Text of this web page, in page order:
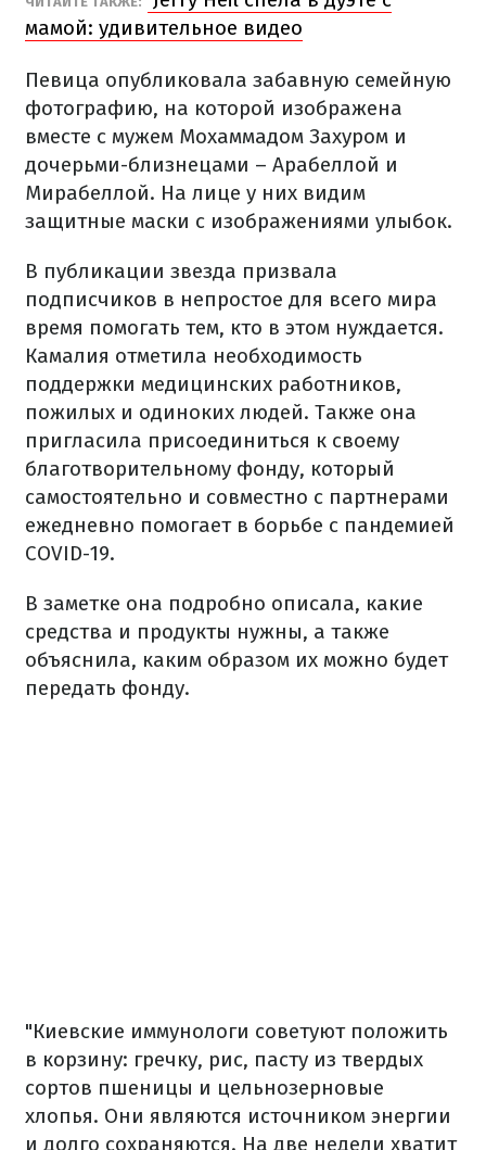
мамой: удивительное видео
Певица опубликовала забавную семейную
фотографию, на которой изображена
вместе с мужем Мохаммадом Захуром и
дочерьми-близнецами – Арабеллой и
Мирабеллой. На лице у них видим
защитные маски с изображениями улыбок.
В публикации звезда призвала
подписчиков в непростое для всего мира
время помогать тем, кто в этом нуждается.
Камалия отметила необходимость
поддержки медицинских работников,
пожилых и одиноких людей. Также она
пригласила присоединиться к своему
благотворительному фонду, который
самостоятельно и совместно с партнерами
ежедневно помогает в борьбе с пандемией
COVID-19.
В заметке она подробно описала, какие
средства и продукты нужны, а также
объяснила, каким образом их можно будет
передать фонду.
"Киевские иммунологи советуют положить
в корзину: гречку, рис, пасту из твердых
сортов пшеницы и цельнозерновые
хлопья. Они являются источником энергии
и долго сохраняются. На две недели хватит